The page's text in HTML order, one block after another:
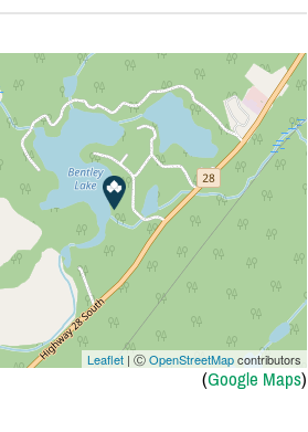
Leaflet | ⒸOpenStreetMapcontributors
(Google Maps)